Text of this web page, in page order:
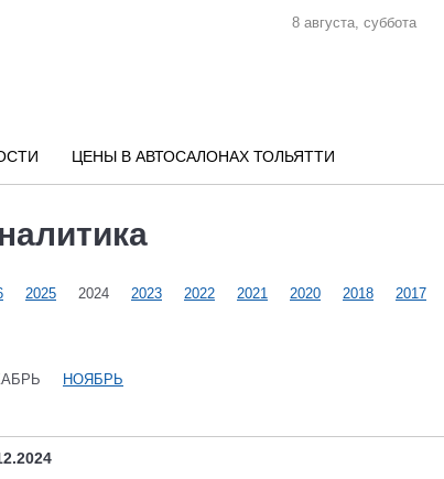
8 августа, суббота
ЦЕНЫ В АВТОСАЛОНАХ ТОЛЬЯТТИ
2025 2024 2023 2022 2021 2020 2018 2017
НОЯБРЬ